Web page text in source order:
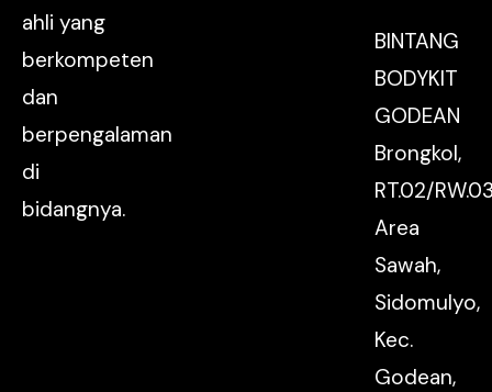
ahli yang
berkompeten
dan
berpengalaman
di
bidangnya.
BINTANG
BODYKIT
GODEAN
Brongkol,
RT.02/
Area
Sawah,
Sidomulyo,
Kec.
Godean,